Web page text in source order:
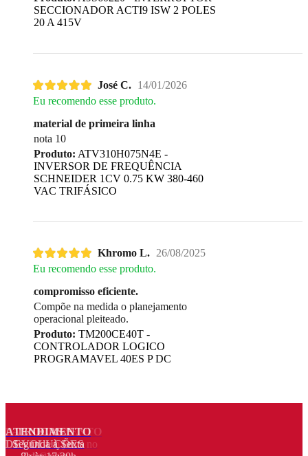
SECCIONADOR ACTI9 ISW 2 POLES
20 A 415V
José C. 14/01/2026
Eu recomendo esse produto.
material de primeira linha
nota 10
Produto: ATV310H075N4E -
INVERSOR DE FREQUÊNCIA
SCHNEIDER 1CV 0.75 KW 380-460
VAC TRIFÁSICO
Khromo L. 26/08/2025
Eu recomendo esse produto.
compromisso eficiente.
Compõe na medida o planejamento
operacional pleiteado.
Produto: TM200CE40T -
CONTROLADOR LOGICO
PROGRAMAVEL 40ES P DC
PARCELAMENTO
Até 3x sem juros no
TROCAS E
DEVOLUÇÕES
ATENDIMENTO
Segunda à Sexta